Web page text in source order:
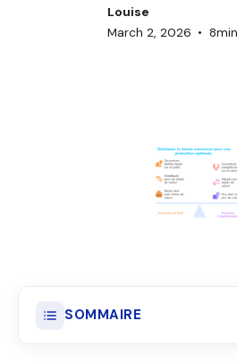
Louise
March 2, 2026 • 8
SOMMAIRE